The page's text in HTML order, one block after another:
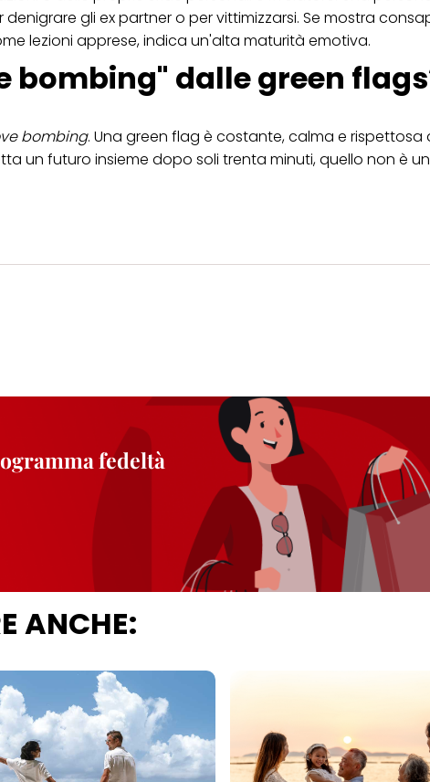
gli ex partner o per vittimizzarsi. Se mostra
lezioni apprese, indica un'alta maturità emotiva.
bombing" dalle green
bombing. Una green flag è costante, calma e rispettosa
un futuro insieme dopo soli trenta minuti, quello non è
fedeltà
ANCHE: